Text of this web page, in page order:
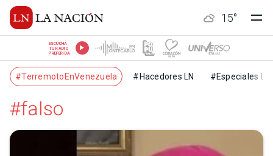
15°
ESCUCHÁ
TU RADIO
PREFERIDA
#TerremotoEnVenezuela #Hacedores LN #Especiales LN
#falso